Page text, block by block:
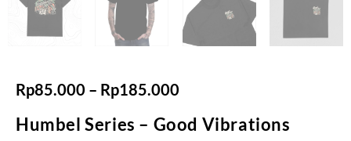
Rp85.000 – Rp185.000
Humbel Series – Good Vibrations